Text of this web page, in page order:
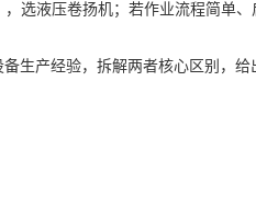
，选液压卷扬机；若作业流程简单
生产经验，拆解两者核心区别，